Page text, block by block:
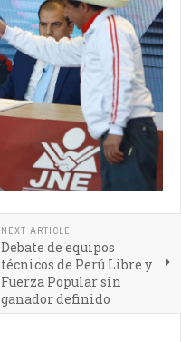
NEXT ARTICLE
Debate de equipos
técnicos de Perú Libre y
Fuerza Popular sin
ganador definido